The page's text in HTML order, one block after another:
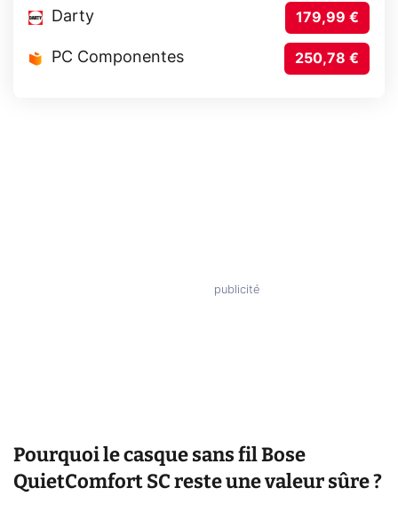
Darty 179,99 €
PC Componentes 250,78 €
Pourquoi le casque sans fil Bose
QuietComfort SC reste une valeur sûre ?